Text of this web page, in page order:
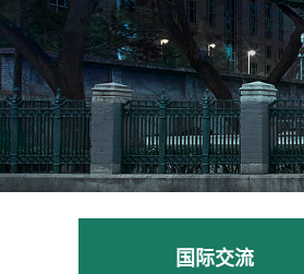
国际交流